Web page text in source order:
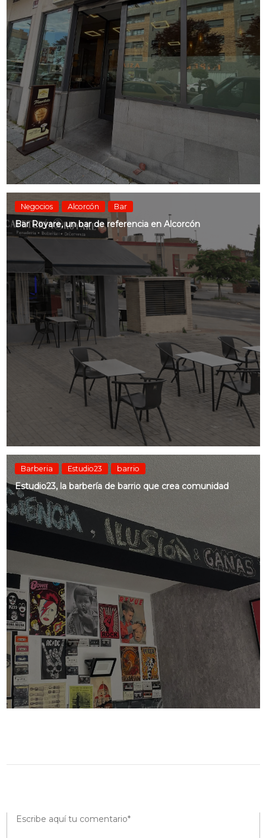
Negocios Alcorcón Bar
Bar Royare, un bar de referencia en Alcorcón
Barberia Estudio23 barrio
Estudio23, la barbería de barrio que crea comunidad